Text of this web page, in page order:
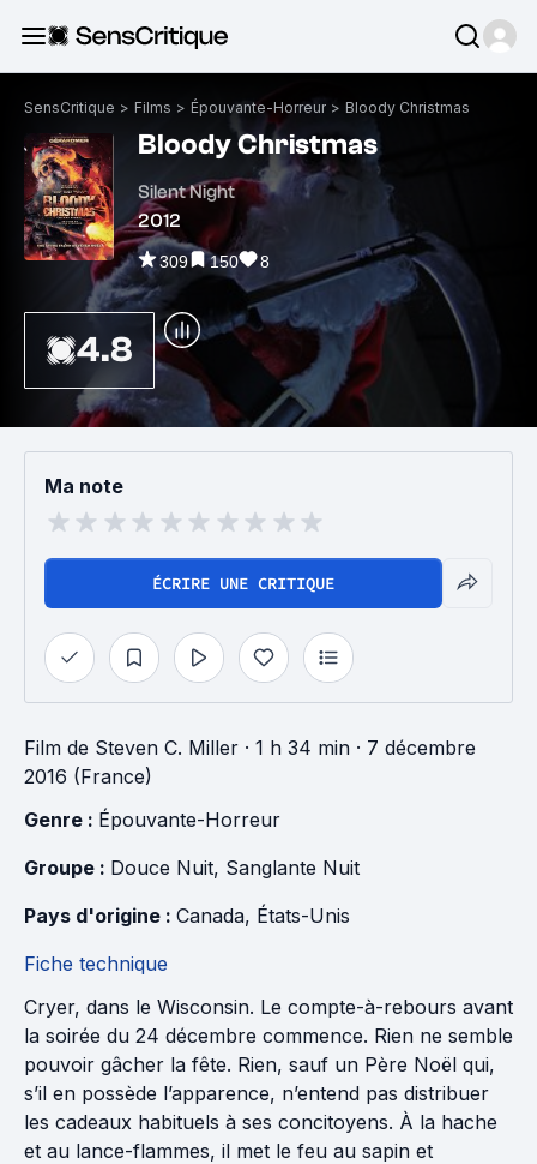
SensCritique > Films > Épouvante-Horreur > Bloody Christmas
Bloody Christmas
Silent Night
2012
309 150 8
4.8
Ma note
ÉCRIRE UNE CRITIQUE
Film de Steven C. Miller · 1 h 34 min · 7 décembre
2016 (France)
Genre : Épouvante-Horreur
Groupe : Douce Nuit, Sanglante Nuit
Pays d'origine : Canada, États-Unis
Fiche technique
Cryer, dans le Wisconsin. Le compte-à-rebours avant
la soirée du 24 décembre commence. Rien ne semble
pouvoir gâcher la fête. Rien, sauf un Père Noël qui,
s’il en possède l’apparence, n’entend pas distribuer
les cadeaux habituels à ses concitoyens. À la hache
et au lance-flammes, il met le feu au sapin et